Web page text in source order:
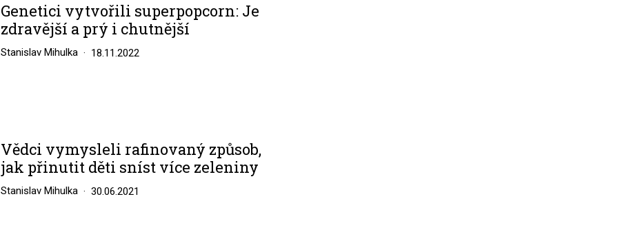
Genetici vytvořili superpopcorn: Je
zdravější a prý i chutnější
Stanislav Mihulka 18.11.2022
Vědci vymysleli rafinovaný způsob,
jak přinutit děti sníst více zeleniny
Stanislav Mihulka 30.06.2021